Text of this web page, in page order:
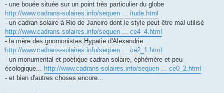
- une bouée située sur un point très particulier du globe
http://www.cadrans-solaires.info/sequen ... itude.html
- un cadran solaire à Rio de Janeiro dont le style peut être mal utilisé
http://www.cadrans-solaires.info/sequen ... ce4_4.html
- la mère des gnomonistes Hypatie d'Alexandrie
http://www.cadrans-solaires.info/sequen ... ce2_1.html
- un monumental et poétique cadran solaire, éphémère et peu
écologique... http://www.cadrans-solaires.info/sequen ... ce0_2.html
- et bien d'autres choses encore...